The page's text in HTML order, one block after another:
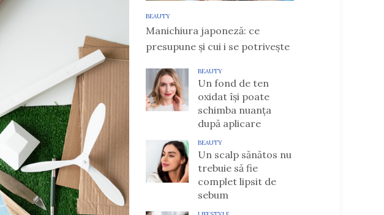
BEAUTY
Manichiura japoneză: ce
presupune și cui i se potrivește
BEAUTY
Un fond de ten
oxidat își poate
schimba nuanța
după aplicare
BEAUTY
Un scalp sănătos nu
trebuie să fie
complet lipsit de
sebum